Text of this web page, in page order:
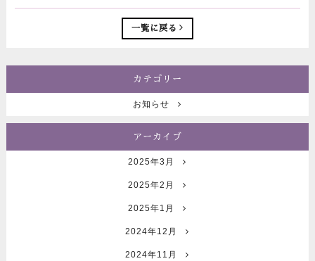
一覧に戻る
カテゴリー
お知らせ
アーカイブ
2025年3月
2025年2月
2025年1月
2024年12月
2024年11月